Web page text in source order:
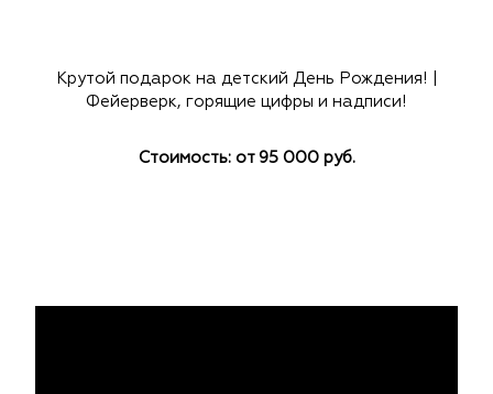
Крутой подарок на детский День Рождения! |
Фейерверк, горящие цифры и надписи!
Стоимость: от 95 000 руб.